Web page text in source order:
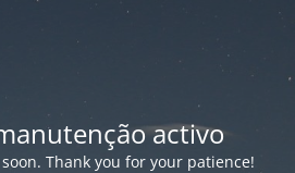
activo
Thank you for your patience!